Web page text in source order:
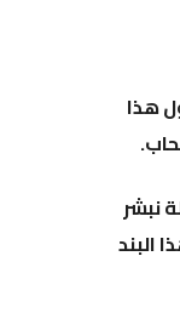
هذا
.
نبشر
البند